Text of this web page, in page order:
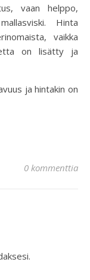
vaan helppo,
Hinta
vaikka
on lisätty ja
ja hintakin on
0 kommenttia